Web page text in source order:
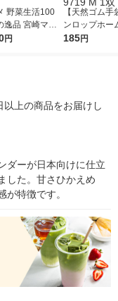
野菜生活100
逸品 宮崎マン
ックス 195ml 1
円
【天然ゴム手
ンロップホー
クツ グッドネ
185円
上の商品をお届けし
ダーが日本向けに仕立
した。甘さひかえめ
特徴です。